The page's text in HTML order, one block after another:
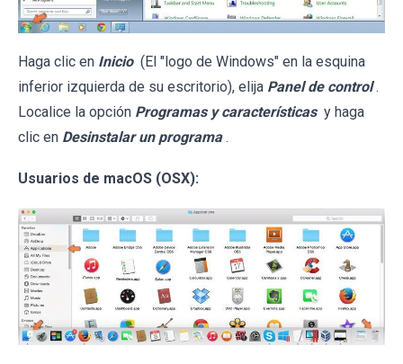
Haga clic en Inicio (El "logo de Windows" en la esquina
inferior izquierda de su escritorio), elija Panel de control .
Localice la opción Programas y características y haga
clic en Desinstalar un programa .
Usuarios de macOS (OSX):